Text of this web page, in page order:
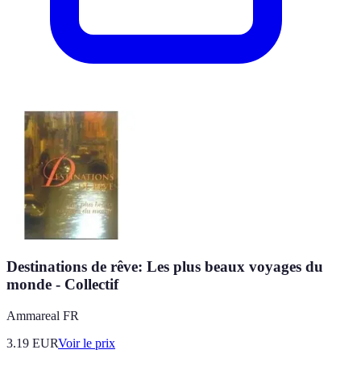
Destinations de rêve: Les plus beaux voyages du
monde - Collectif
Ammareal FR
3.19 EURVoir le prix